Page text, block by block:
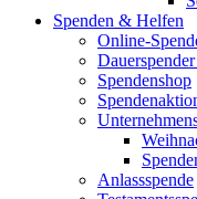
Spenden & Helfen
Online-
Spendenshop
Anlassspende